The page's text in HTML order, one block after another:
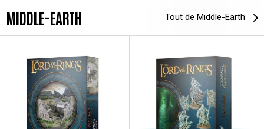
MIDDLE-EARTH Tout de Middle-Earth